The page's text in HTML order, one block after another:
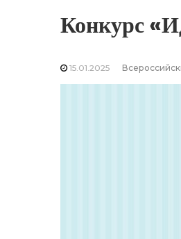
Конкурс
15.01.2025